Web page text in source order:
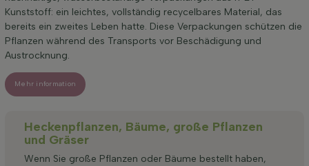
Kunststoff: ein leichtes, vollständig recycelbares Material, das
bereits ein zweites Leben hatte. Diese Verpackungen schützen die
Pflanzen während des Transports vor Beschädigung und
Austrocknung.
Mehr information
Heckenpflanzen, Bäume, große Pflanzen
und Gräser
Wenn Sie große Pflanzen oder Bäume bestellt haben,